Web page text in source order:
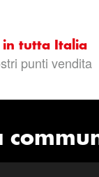
in tutta Italia
punti vendita